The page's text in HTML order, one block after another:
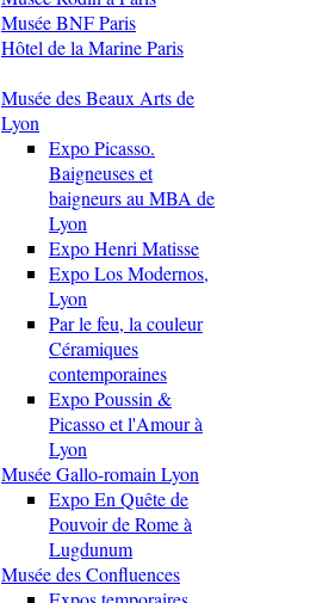
Musée BNF Paris
Hôtel de la Marine Paris
Musée des Beaux Arts de
Lyon
Expo Picasso.
Baigneuses et
baigneurs au MBA de
Lyon
Expo Henri Matisse
Expo Los Modernos,
Lyon
Par le feu, la couleur
Céramiques
contemporaines
Expo Poussin &
Picasso et l'Amour à
Lyon
Musée Gallo-romain Lyon
Expo En Quête de
Pouvoir de Rome à
Lugdunum
Musée des Confluences